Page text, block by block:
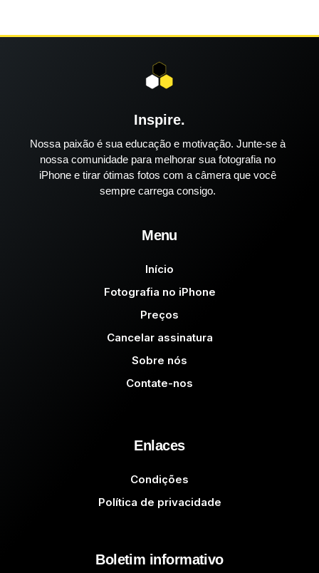
Inspire.
Nossa paixão é sua educação e motivação. Junte-se à
nossa comunidade para melhorar sua fotografia no
iPhone e tirar ótimas fotos com a câmera que você
sempre carrega consigo.
Menu
Início
Fotografia no iPhone
Preços
Cancelar assinatura
Sobre nós
Contate-nos
Enlaces
Condições
Política de privacidade
Boletim informativo